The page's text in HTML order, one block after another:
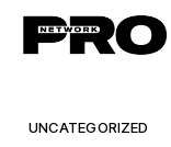
UNCATEGORIZED